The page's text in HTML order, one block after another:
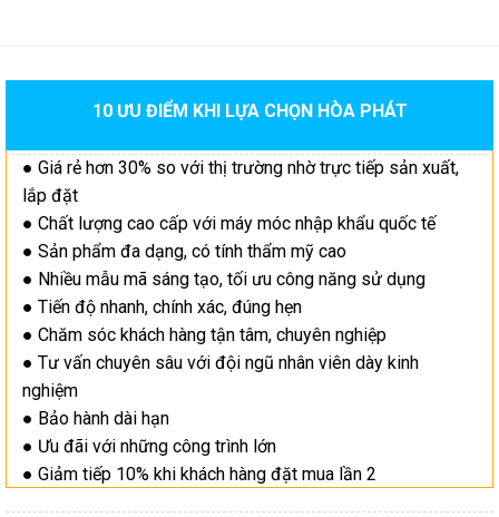
10 ƯU ĐIỂM KHI LỰA CHỌN HÒA PHÁT
● Giá rẻ hơn 30% so với thị trường nhờ trực tiếp sản xuất,
lắp đặt
● Chất lượng cao cấp với máy móc nhập khẩu quốc tế
● Sản phẩm đa dạng, có tính thẩm mỹ cao
● Nhiều mẫu mã sáng tạo, tối ưu công năng sử dụng
● Tiến độ nhanh, chính xác, đúng hẹn
● Chăm sóc khách hàng tận tâm, chuyên nghiệp
● Tư vấn chuyên sâu với đội ngũ nhân viên dày kinh
nghiệm
● Bảo hành dài hạn
● Ưu đãi với những công trình lớn
● Giảm tiếp 10% khi khách hàng đặt mua lần 2